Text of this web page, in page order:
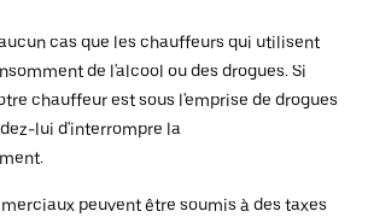
cas que les chauffeurs qui utilisent
de l'alcool ou des drogues. Si
chauffeur est sous l'emprise de drogues
lui d'interrompre la
peuvent être soumis à des taxes